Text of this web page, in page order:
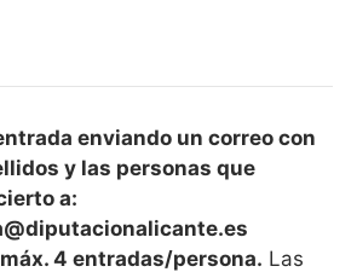
enviando un correo con
y las personas que
a:
máx. 4 entradas/persona. Las